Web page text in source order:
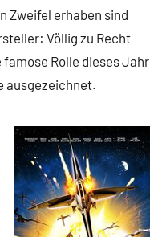
Zweifel erhaben sind
Völlig zu Recht
Rolle dieses Jahr
ausgezeichnet.